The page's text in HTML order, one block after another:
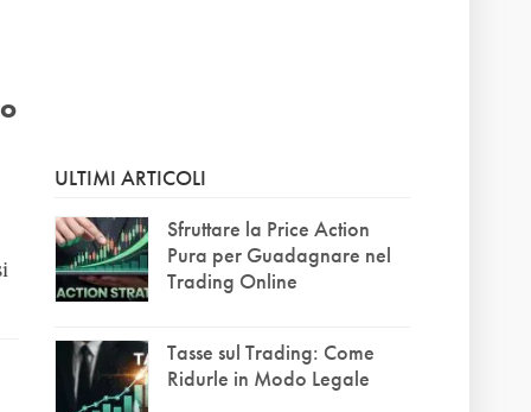
ULTIMI ARTICOLI
Sfruttare la Price Action
Pura per Guadagnare nel
Trading Online
Tasse sul Trading: Come
Ridurle in Modo Legale